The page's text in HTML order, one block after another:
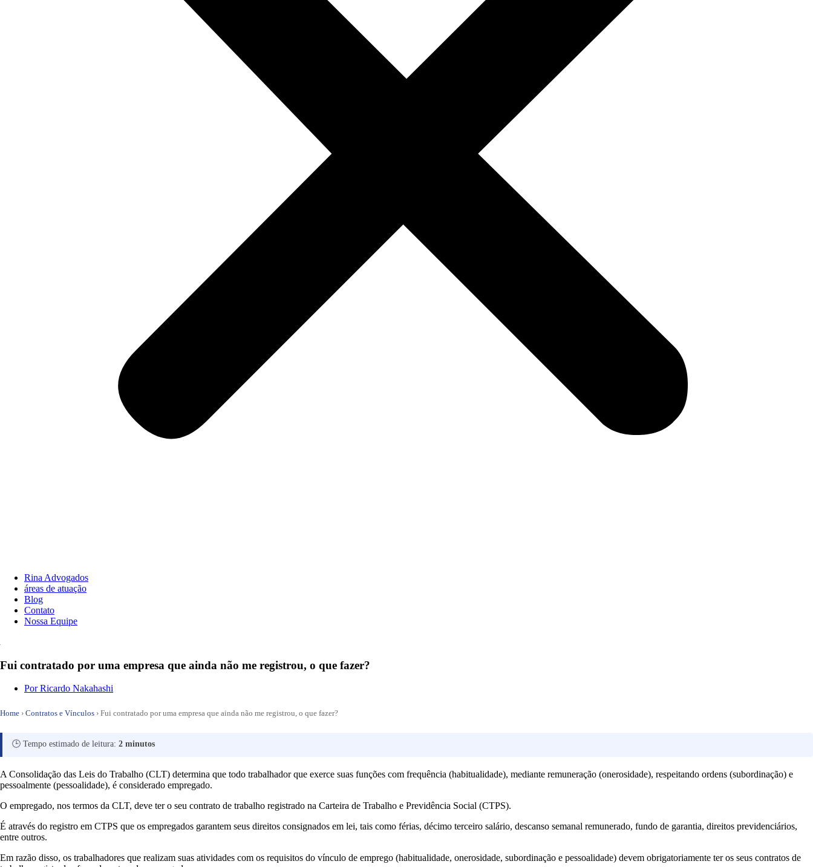
Rina Advogados
áreas de atuação
Blog
Contato
Nossa Equipe
Fui contratado por uma empresa que ainda não me registrou, o que fazer?
PorRicardo Nakahashi
Home › Contratos e Vínculos › Fui contratado por uma empresa que ainda não me registrou, o que fazer?
🕒 Tempo estimado de leitura: 2 minutos
A Consolidação das Leis do Trabalho (CLT) determina que todo trabalhador que exerce suas funções com frequência (habitualidade), mediante remuneração (onerosidade), respeitando ordens (subordinação) e
pessoalmente (pessoalidade), é considerado empregado.
O empregado, nos termos da CLT, deve ter o seu contrato de trabalho registrado na Carteira de Trabalho e Previdência Social (CTPS).
É através do registro em CTPS que os empregados garantem seus direitos consignados em lei, tais como férias, décimo terceiro salário, descanso semanal remunerado, fundo de garantia, direitos previdenciários,
entre outros.
Em razão disso, os trabalhadores que realizam suas atividades com os requisitos do vínculo de emprego (habitualidade, onerosidade, subordinação e pessoalidade) devem obrigatoriamente ter os seus contratos de